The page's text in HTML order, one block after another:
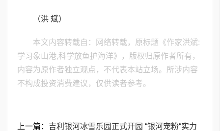
（洪 斌）
本文内容转载自：网络转载，原标题《作家洪斌:
学习象山港,科学放鱼护海洋》，版权归原作者所有，
内容为原作者独立观点，不代表本站立场。所涉内容
不构成投资消费建议，仅供读者参考。
上一篇： 吉利银河冰雪乐园正式开园 “银河宠粉“实力